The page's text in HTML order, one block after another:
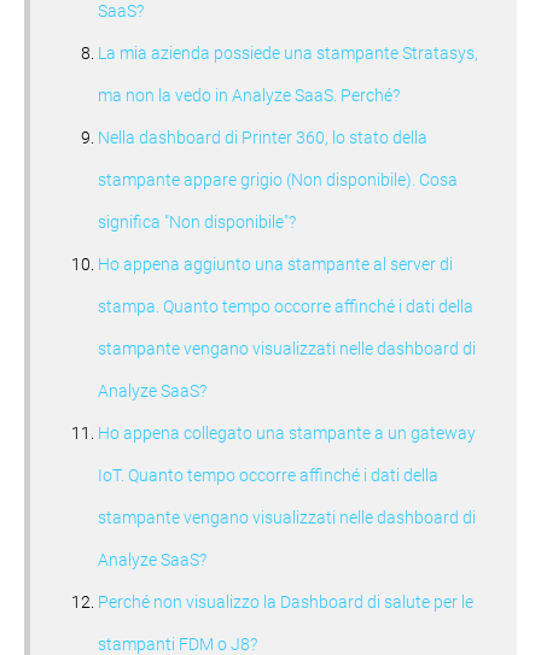
SaaS?
La mia azienda possiede una stampante Stratasys,
ma non la vedo in Analyze SaaS. Perché?
Nella dashboard di Printer 360, lo stato della
stampante appare grigio (Non disponibile). Cosa
significa "Non disponibile"?
Ho appena aggiunto una stampante al server di
stampa. Quanto tempo occorre affinché i dati della
stampante vengano visualizzati nelle dashboard di
Analyze SaaS?
Ho appena collegato una stampante a un gateway
IoT. Quanto tempo occorre affinché i dati della
stampante vengano visualizzati nelle dashboard di
Analyze SaaS?
Perché non visualizzo la Dashboard di salute per le
stampanti FDM o J8?